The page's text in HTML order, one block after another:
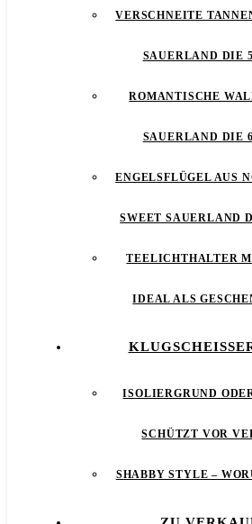
VERSCHNEITE
SAUERLAND DIE
ROMANTISCHE
SAUERLAND DIE
ENGELSFLÜGEL AUS
SWEET SAUERLAND
TEELICHTHALTER
IDEAL ALS
ISOLIERGRUND
SCHÜTZT VOR
SHABBY STYLE –